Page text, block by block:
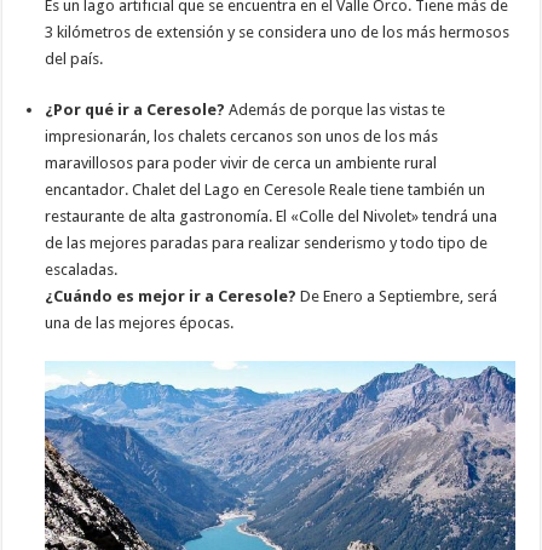
Es un lago artificial que se encuentra en el Valle Orco. Tiene más de
3 kilómetros de extensión y se considera uno de los más hermosos
del país.
¿Por qué ir a Ceresole? Además de porque las vistas te
impresionarán, los chalets cercanos son unos de los más
maravillosos para poder vivir de cerca un ambiente rural
encantador. Chalet del Lago en Ceresole Reale tiene también un
restaurante de alta gastronomía. El «Colle del Nivolet» tendrá una
de las mejores paradas para realizar senderismo y todo tipo de
escaladas.
¿Cuándo es mejor ir a Ceresole? De Enero a Septiembre, será
una de las mejores épocas.